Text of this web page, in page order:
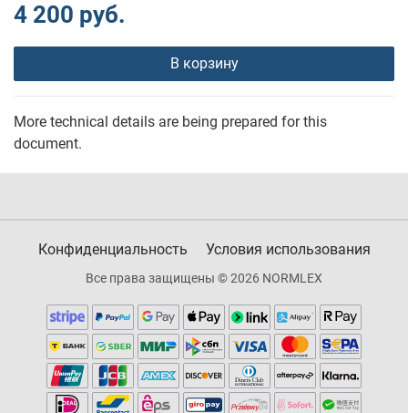
4 200 руб.
В корзину
More technical details are being prepared for this
document.
Конфиденциальность Условия использования
Все права защищены © 2026 NORMLEX